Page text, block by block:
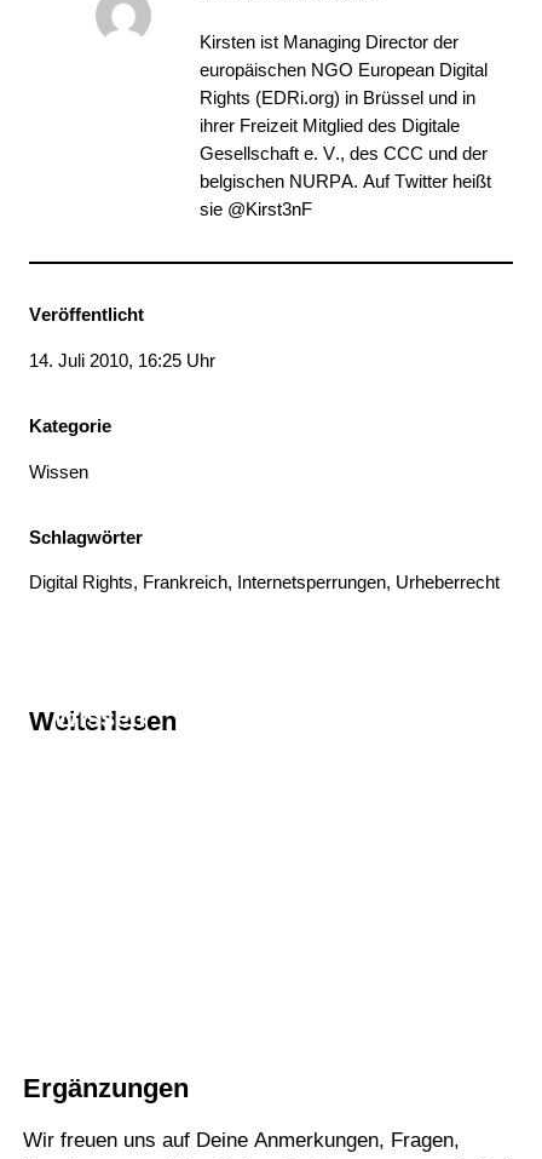
Kirsten ist Managing Director der
europäischen NGO European Digital
Rights (EDRi.org) in Brüssel und in
ihrer Freizeit Mitglied des Digitale
Gesellschaft e. V., des CCC und der
belgischen NURPA. Auf Twitter heißt
sie @Kirst3nF
Veröffentlicht
14. Juli 2010, 16:25 Uhr
Kategorie
Wissen
Schlagwörter
Digital Rights, Frankreich, Internetsperrungen, Urheberrecht
Weiterlesen
Wissen
Ergänzungen
Wir freuen uns auf Deine Anmerkungen, Fragen,